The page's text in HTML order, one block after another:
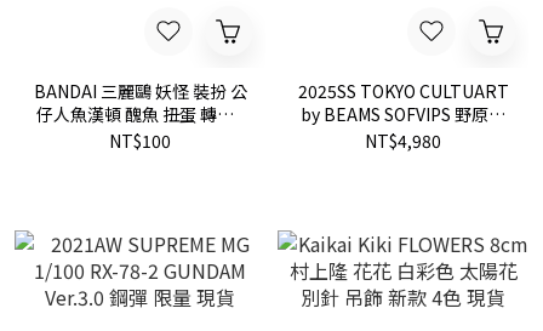
BANDAI 三麗鷗 妖怪 裝扮 公
仔人魚漢頓 醜魚 扭蛋 轉蛋 /
扭蛋 轉蛋 魔法棒 公主 變身
NT$100
2025SS TOKYO CULTUART
by BEAMS SOFVIPS 野原新
之助 蠟筆小新 三輪車 公仔
NT$4,980